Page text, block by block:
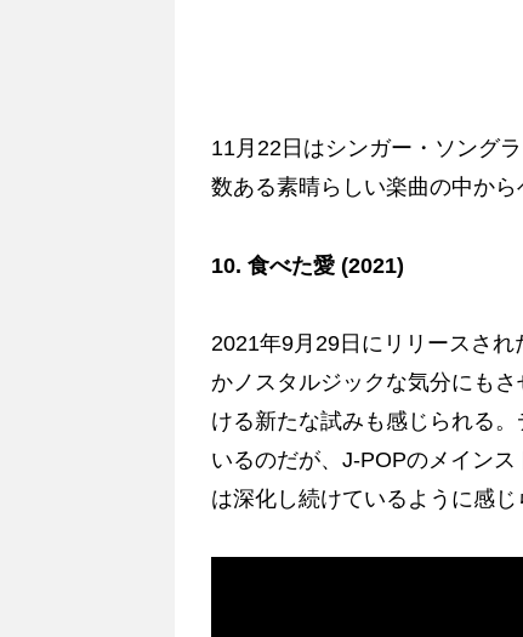
11月22日はシンガー・ソング
数ある素晴らしい楽曲の中から
10. 食べた愛 (2021)
2021年9月29日にリリースさ
かノスタルジックな気分にも
ける新たな試みも感じられる
いるのだが、J-POPのメイン
は深化し続けているように感じ